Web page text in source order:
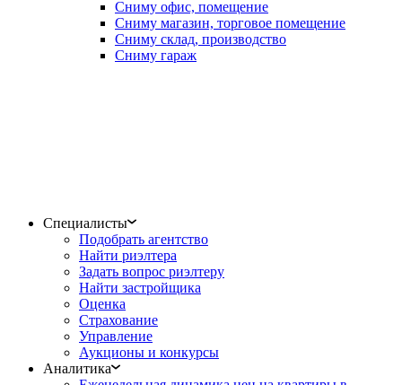
Сниму офис, помещение
Сниму магазин, торговое помещение
Сниму склад, производство
Сниму гараж
Специалисты
Подобрать агентство
Найти риэлтера
Задать вопрос риэлтеру
Найти застройщика
Оценка
Страхование
Управление
Аукционы и конкурсы
Аналитика